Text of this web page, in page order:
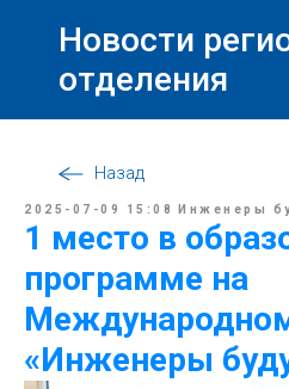
Новости
отделения
Назад
2025-07-09 15:08 Инженеры
1 место в
программе на
«Инженеры